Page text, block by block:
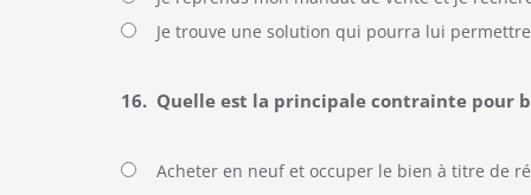
Je trouve une solution qui pourra lui
16. Quelle est la principale contrainte pour
Acheter en neuf et occuper le bien à titre de